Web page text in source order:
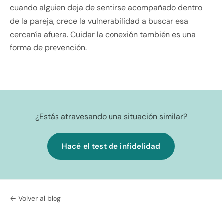
cuando alguien deja de sentirse acompañado dentro
de la pareja, crece la vulnerabilidad a buscar esa
cercanía afuera. Cuidar la conexión también es una
forma de prevención.
¿Estás atravesando una situación similar?
Hacé el test de infidelidad
← Volver al blog